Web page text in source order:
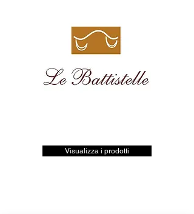
Visualizza i prodotti